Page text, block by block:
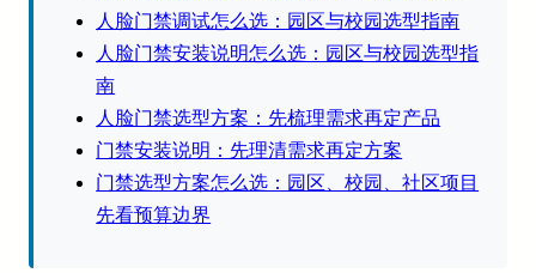
人脸门禁调试怎么选：园区与校园选型指南
人脸门禁安装说明怎么选：园区与校园选型指
南
人脸门禁选型方案：先梳理需求再定产品
门禁安装说明：先理清需求再定方案
门禁选型方案怎么选：园区、校园、社区项目
先看预算边界